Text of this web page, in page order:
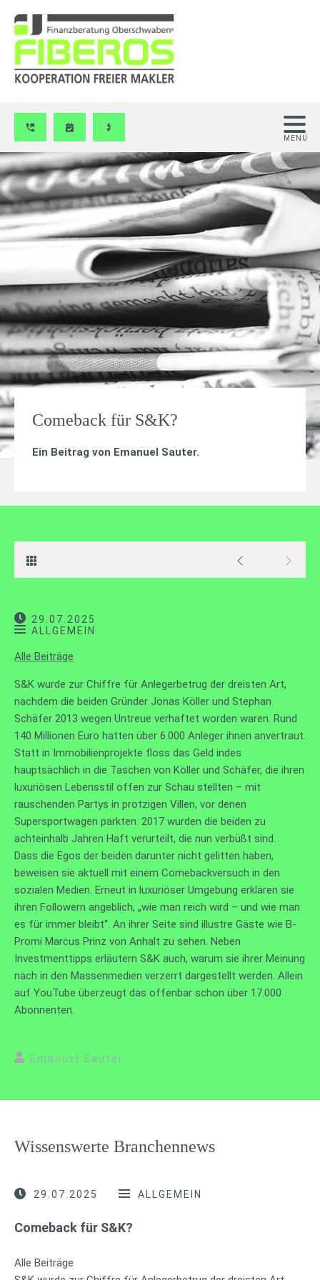
Comeback für S&K?
Ein Beitrag von Emanuel Sauter.
29.07.2025
ALLGEMEIN
Alle Beiträge
S&K wurde zur Chiffre für Anlegerbetrug der dreisten Art,
nachdem die beiden Gründer Jonas Köller und Stephan
Schäfer 2013 wegen Untreue verhaftet worden waren. Rund
140 Millionen Euro hatten über 6.000 Anleger ihnen anvertraut.
Statt in Immobilienprojekte floss das Geld indes
hauptsächlich in die Taschen von Köller und Schäfer, die ihren
luxuriösen Lebensstil offen zur Schau stellten – mit
rauschenden Partys in protzigen Villen, vor denen
Supersportwagen parkten. 2017 wurden die beiden zu
achteinhalb Jahren Haft verurteilt, die nun verbüßt sind.
Dass die Egos der beiden darunter nicht gelitten haben,
beweisen sie aktuell mit einem Comebackversuch in den
sozialen Medien. Erneut in luxuriöser Umgebung erklären sie
ihren Followern angeblich, „wie man reich wird – und wie man
es für immer bleibt“. An ihrer Seite sind illustre Gäste wie B-
Promi Marcus Prinz von Anhalt zu sehen. Neben
Investmenttipps erläutern S&K auch, warum sie ihrer Meinung
nach in den Massenmedien verzerrt dargestellt werden. Allein
auf YouTube überzeugt das offenbar schon über 17.000
Abonnenten.
Emanuel Sauter
Wissenswerte Branchennews
29.07.2025 ALLGEMEIN
Comeback für S&K?
Alle Beiträge